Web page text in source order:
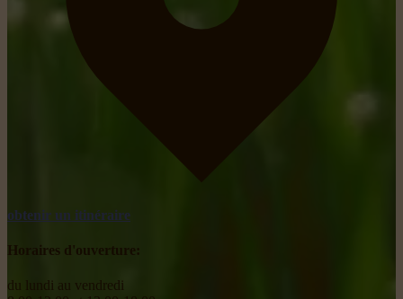
obtenir un itinéraire
Horaires d'ouverture:
du lundi au vendredi